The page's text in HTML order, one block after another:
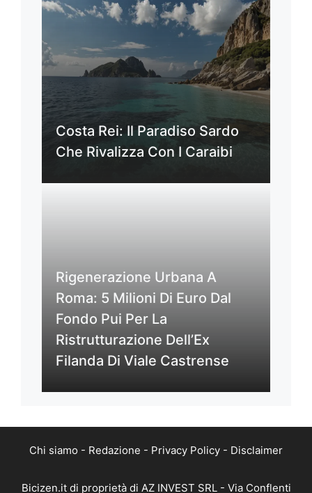
Costa Rei: Il Paradiso Sardo
Che Rivalizza Con I Caraibi
Rigenerazione Urbana A
Roma: 5 Milioni Di Euro Dal
Fondo Pui Per La
Ristrutturazione Dell’Ex
Filanda Di Viale Castrense
Chi siamo - Redazione - Privacy Policy - Disclaimer
Bicizen.it di proprietà di AZ INVEST SRL - Via Conflenti